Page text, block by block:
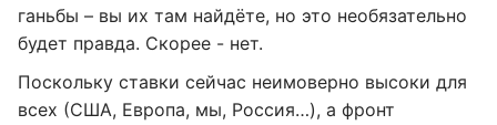
ганьбы – вы их там найдёте, но это необязательно
будет правда. Скорее - нет.
Поскольку ставки сейчас неимоверно высоки для
всех (США, Европа, мы, Россия…), а фронт